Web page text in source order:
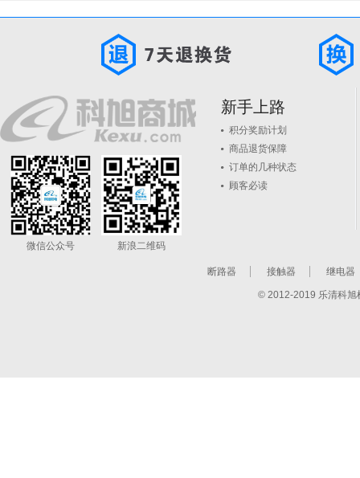
微信公众号 新浪二维码
新手上路
积分奖励计划
商品退货保障
订单的几种状态
顾客必读
断路器 接触器 继电器
© 2012-2019 乐清科旭